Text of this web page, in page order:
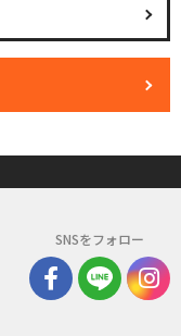
SNSをフォロー